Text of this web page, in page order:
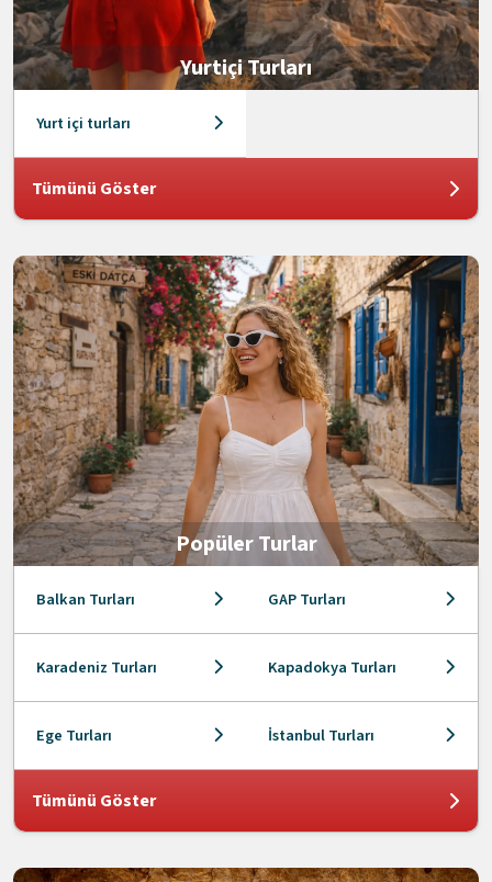
Yurtiçi Turları
Yurt içi turları
Tümünü Göster
Popüler Turlar
Balkan Turları GAP Turları
Karadeniz Turları Kapadokya Turları
Ege Turları İstanbul Turları
Tümünü Göster